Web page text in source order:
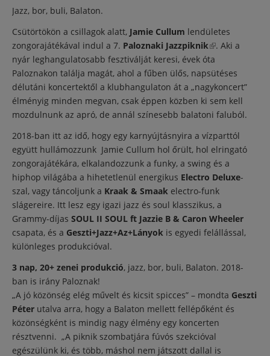
Jazz, bor, buli, Balaton.
Csütörtökön a csillagok alatt, Jamie Cullum lendületes
zongorajátékával indul a 7. Paloznaki Jazzpiknik(külső
hivatkozás)
. Aki a
nyár leghangulatosabb fesztiválját keresi, évek óta
Paloznakon találja magát, ahol a fűben ülős, napsütéses
délutáni koncertektől a klubhangulaton át a „nagykoncert”
élményig minden megvan, csak éppen közben ki sem kell
mozdulnunk az apró, de annál színesebb balatoni faluból.
2018-ban itt az idő, hogy egy karnyújtásnyira a vízparttól
együtt hullámozzunk Jamie Cullum hol őrült, hol elringató
zongorajátékára, elkalandozzunk a funky, a swing és a
hiphop világába a hihetetlenül energikus Electro Deluxe-
szal, vagy táncoljunk a Kraak & Smaak electro-funk
slágereire. Itt lesz egy igazi jazz és soul klasszikus, a
Grammy-díjas SOUL II SOUL ft Jazzie B & Caron Wheeler
csapata, és a Geszti+Jazz+Az+Lányok is egyedi felállással,
különleges produkcióval.
3 nap, 20+ zenei produkció, jazz, bor, buli, Balaton. 2018-
ban is irány Paloznak!
„A jó közönség elég művelt és kicsit spicces” – mondta Geszti
Péter utalva arra, hogy a Balaton mellett fellépőként és
közönségként is mindig nagy élmény egy koncerten
résztvenni. „A piknik szombatjára fúvós szekcióval
egészülünk ki, és több, máshol nem játszott dallal is